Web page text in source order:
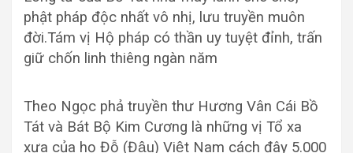
phật pháp độc nhất vô nhị, lưu truyền muôn
đời.Tám vị Hộ pháp có thần uy tuyệt đỉnh, trấn
giữ chốn linh thiêng ngàn năm
Theo Ngọc phả truyền thư Hương Vân Cái Bồ
Tát và Bát Bộ Kim Cương là những vị Tổ xa
xưa của họ Đỗ (Đậu) Việt Nam cách đây 5.000